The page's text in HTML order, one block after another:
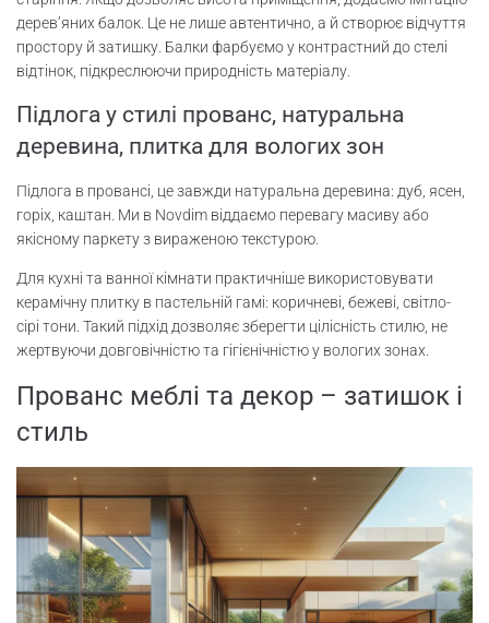
дерев’яних балок. Це не лише автентично, а й створює відчуття
простору й затишку. Балки фарбуємо у контрастний до стелі
відтінок, підкреслюючи природність матеріалу.
Підлога у стилі прованс, натуральна
деревина, плитка для вологих зон
Підлога в провансі, це завжди натуральна деревина: дуб, ясен,
горіх, каштан. Ми в Novdim віддаємо перевагу масиву або
якісному паркету з вираженою текстурою.
Для кухні та ванної кімнати практичніше використовувати
керамічну плитку в пастельній гамі: коричневі, бежеві, світло-
сірі тони. Такий підхід дозволяє зберегти цілісність стилю, не
жертвуючи довговічністю та гігієнічністю у вологих зонах.
Прованс меблі та декор – затишок і
стиль